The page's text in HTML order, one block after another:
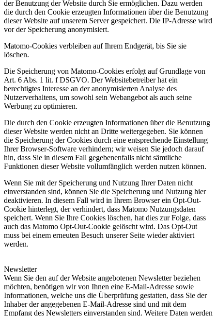
der Benutzung der Website durch Sie ermöglichen. Dazu werden
die durch den Cookie erzeugten Informationen über die Benutzung
dieser Website auf unserem Server gespeichert. Die IP-Adresse wird
vor der Speicherung anonymisiert.
Matomo-Cookies verbleiben auf Ihrem Endgerät, bis Sie sie
löschen.
Die Speicherung von Matomo-Cookies erfolgt auf Grundlage von
Art. 6 Abs. 1 lit. f DSGVO. Der Websitebetreiber hat ein
berechtigtes Interesse an der anonymisierten Analyse des
Nutzerverhaltens, um sowohl sein Webangebot als auch seine
Werbung zu optimieren.
Die durch den Cookie erzeugten Informationen über die Benutzung
dieser Website werden nicht an Dritte weitergegeben. Sie können
die Speicherung der Cookies durch eine entsprechende Einstellung
Ihrer Browser-Software verhindern; wir weisen Sie jedoch darauf
hin, dass Sie in diesem Fall gegebenenfalls nicht sämtliche
Funktionen dieser Website vollumfänglich werden nutzen können.
Wenn Sie mit der Speicherung und Nutzung Ihrer Daten nicht
einverstanden sind, können Sie die Speicherung und Nutzung hier
deaktivieren. In diesem Fall wird in Ihrem Browser ein Opt-Out-
Cookie hinterlegt, der verhindert, dass Matomo Nutzungsdaten
speichert. Wenn Sie Ihre Cookies löschen, hat dies zur Folge, dass
auch das Matomo Opt-Out-Cookie gelöscht wird. Das Opt-Out
muss bei einem erneuten Besuch unserer Seite wieder aktiviert
werden.
Newsletter
Wenn Sie den auf der Website angebotenen Newsletter beziehen
möchten, benötigen wir von Ihnen eine E-Mail-Adresse sowie
Informationen, welche uns die Überprüfung gestatten, dass Sie der
Inhaber der angegebenen E-Mail-Adresse sind und mit dem
Empfang des Newsletters einverstanden sind. Weitere Daten werden